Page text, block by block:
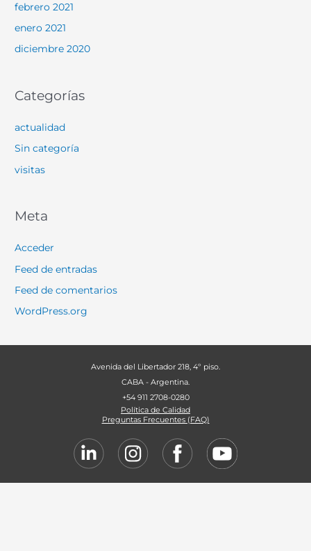
febrero 2021
enero 2021
diciembre 2020
Categorías
actualidad
Sin categoría
visitas
Meta
Acceder
Feed de entradas
Feed de comentarios
WordPress.org
Avenida del Libertador 218, 4º piso.
CABA - Argentina.
+54 911 2708-0280
Política de Calidad
Preguntas Frecuentes (FAQ)